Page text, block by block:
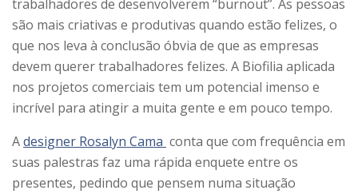
trabalhadores de desenvolverem “burnout”. As pessoas
são mais criativas e produtivas quando estão felizes, o
que nos leva à conclusão óbvia de que as empresas
devem querer trabalhadores felizes. A Biofilia aplicada
nos projetos comerciais tem um potencial imenso e
incrível para atingir a muita gente e em pouco tempo.
Adesigner Rosalyn Cama conta que com frequência em
suas palestras faz uma rápida enquete entre os
presentes, pedindo que pensem numa situação